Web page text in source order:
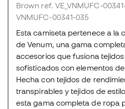
Brown ref. VE_VNMUFC-
VNMUFC-00341-035
Esta camiseta pertenece a la
de Venum, una gama
accesorios que fusiona
sofisticados con elementos
Hecha con tejidos de
transpirables y tejidos de
esta gama completa de ropa